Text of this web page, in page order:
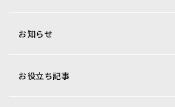
トレカ用ショーケース・消耗品
オリジナル商品一覧
お知らせ
お役立ち記事